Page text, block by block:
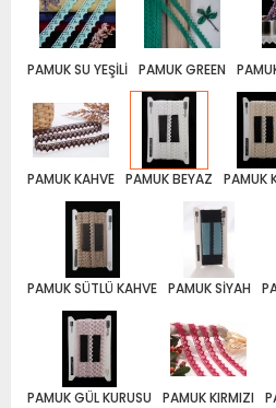
PAMUK SU YEŞİLİ PAMUK GREEN
PAMUK KAHVE PAMUK BEYAZ PAMUK
PAMUK SÜTLÜ KAHVE PAMUK SİYAH
PAMUK GÜL KURUSU PAMUK KIRMIZI